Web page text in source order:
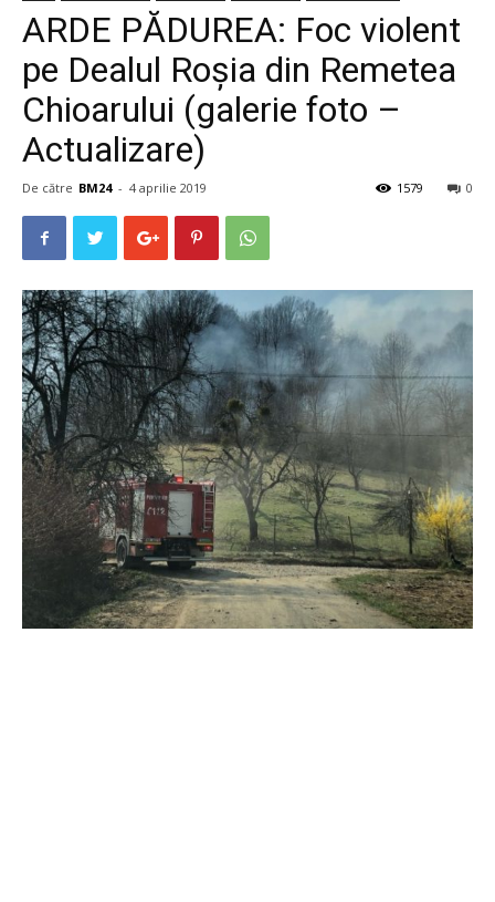
ARDE PĂDUREA: Foc violent
pe Dealul Roșia din Remetea
Chioarului (galerie foto –
Actualizare)
De către BM24 - 4 aprilie 2019 0
1579